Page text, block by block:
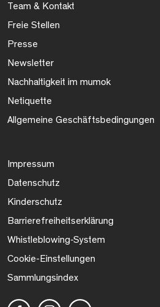
Team & Kontakt
Freie Stellen
Presse
Newsletter
Nachhaltigkeit im mumok
Netiquette
Allgemeine Geschäftsbedingungen
Impressum
Datenschutz
Kinderschutz
Barrierefreiheitserklärung
Whistleblowing-System
Cookie-Einstellungen
Sammlungsindex